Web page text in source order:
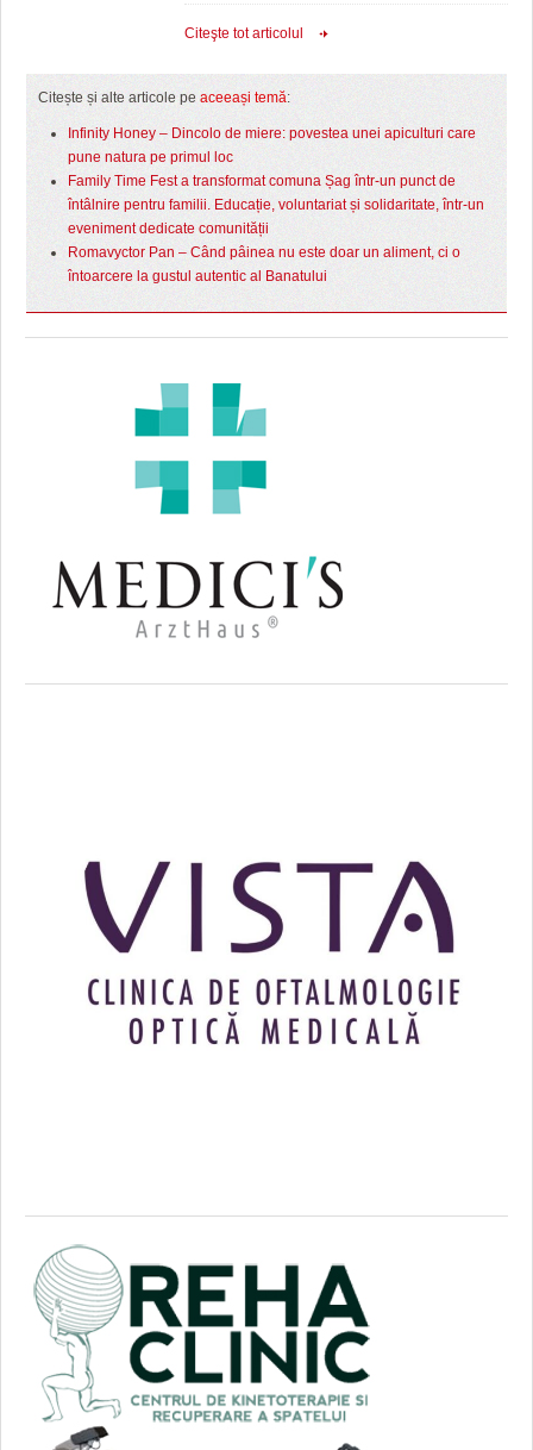
Citeşte tot articolul
Citește și alte articole pe aceeași temă:
Infinity Honey – Dincolo de miere: povestea unei apiculturi care
pune natura pe primul loc
Family Time Fest a transformat comuna Șag într-un punct de
întâlnire pentru familii. Educație, voluntariat și solidaritate, într-un
eveniment dedicate comunității
Romavyctor Pan – Când pâinea nu este doar un aliment, ci o
întoarcere la gustul autentic al Banatului